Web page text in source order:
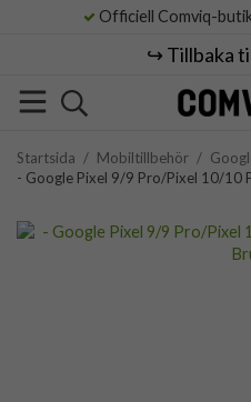
Officiell Comviq-
↪️ Tillbaka
Startsida / Mobiltillbehör /
- Google Pixel 9/9 Pro/Pixel 10/10